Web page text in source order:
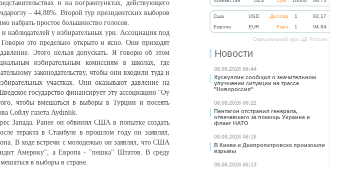
Cша USD Доллар 1
82.17
Eвропа
EUR Евро 1 94.84
Официальный курс ЦБ России
Новости
08.08.2026 06:44
Хуснуллин сообщил о значительном
улучшении ситуации на трассе
"Новороссия"
08.08.2026 06:22
Пентагон отстранил генерала,
отвечавшего за помощь Украине и
фланг НАТО
08.08.2026 06:18
В Киеве и Днепропетровске произошли
взрывы
08.08.2026 06:13
и на погранпунктах, действующего
– 44,88%. Второй тур президентских выборов
набрать простое большинство голосов.
наблюдателей у избирательных урн. Ассоциация под
это предельно открыто и ясно. Они приходят
Этого нельзя допускать. Я говорю об этом
избирательным комиссиям в школах, где
законодательству, чтобы они входили туда и
участках. Они оказывают давление на
государство финансирует эту ассоциацию "Oy
чтобы вмешаться в выборы в Турции и посеять
Сойлу газета Aydınlık.
Запада. Ранее он обвинялСША в попытке создать
теракта в Стамбулев прошлом году он заявлял,
. В ходе встречи с молодежью он заявлял, что США
Америку", а Европа- "пешка" Штатов. В среду
в выборы в стране.